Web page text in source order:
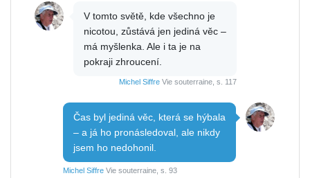
V tomto světě, kde všechno je
nicotou, zůstává jen jediná věc –
má myšlenka. Ale i ta je na
pokraji zhroucení.
Michel Siffre Vie souterraine, s. 117
Čas byl jediná věc, která se hýbala
– a já ho pronásledoval, ale nikdy
jsem ho nedohonil.
Michel Siffre Vie souterraine, s. 93